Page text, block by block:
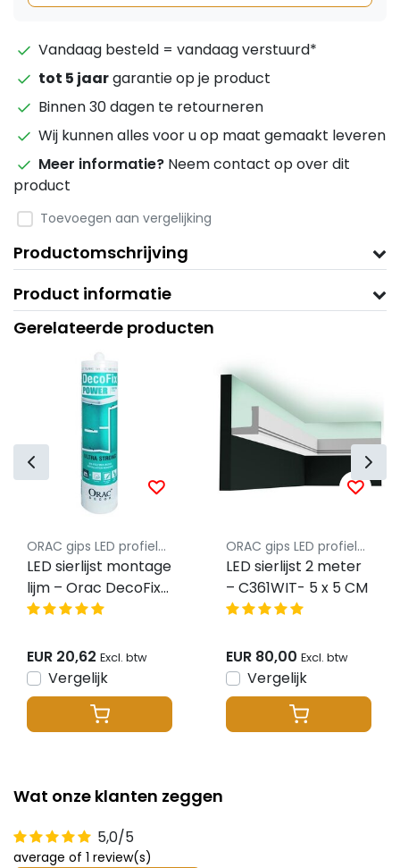
Vandaag besteld = vandaag verstuurd*
tot 5 jaargarantie op je product
Binnen 30 dagen te retourneren
Wij kunnen alles voor u op maat gemaakt leveren
Meer informatie? Neem contact op over dit
product
Toevoegen aan vergelijking
Productomschrijving
Product informatie
Gerelateerde producten
ORAC gips LED profielen
LED sierlijst montage
lijm – Orac DecoFix
Hydro Power lijm
EUR 20,62 Excl. btw
Vergelijk
ORAC gips LED profielen
LED sierlijst 2 meter
– C361WIT- 5 x 5 CM
EUR 80,00 Excl. btw
Vergelijk
Wat onze klanten zeggen
5,0/5
average of 1 review(s)